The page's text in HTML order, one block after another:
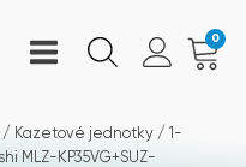
0
/ Kazetové jednotky / 1-
MLZ-KP35VG+SUZ-